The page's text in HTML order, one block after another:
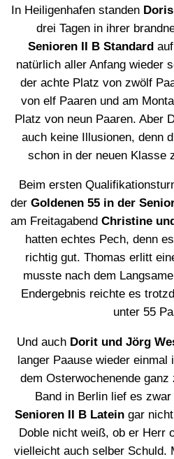
In Heiligenhafen standen
drei Tagen in ihrer
Senioren II B Standard
natürlich aller Anfang wieder
der achte Platz von zwölf
von elf Paaren und am
Platz von neun Paaren. Aber
auch keine Illusionen, denn
schon in der neuen Klasse
Beim ersten
der Goldenen 55 in der
am Freitagabend Christine
hatten echtes Pech, denn
richtig gut. Thomas erlitt
musste nach dem
Endergebnis reichte es
unter 55
Und auch Dorit und Jörg
langer Paause wieder
dem Osterwochenende
Band in Berlin lief es
Senioren II B Latein gar
Doble nicht weiß, ob er Herr
vielleicht auch selber Schuld.